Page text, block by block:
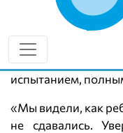
с ограниченными
Две недели
культурой (АФК)
просто
испытанием,
«Мы видели, как
не сдавались.